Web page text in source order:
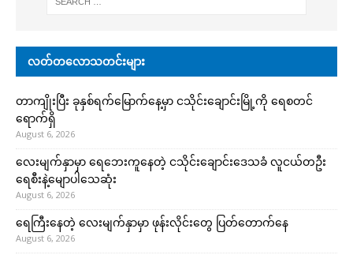
လတ်တလောသတင်းများ
တာကျိုးပြီး ခုနှစ်ရက်မြောက်နေ့မှာ ငသိုင်းချောင်းမြို့ကို ရေစတင်
ရောက်ရှိ
August 6, 2026
လေးမျက်နှာမှာ ရေဘေးကူနေတဲ့ ငသိုင်းချောင်းဒေသခံ လူငယ်တဦး
ရေစီးနဲ့မျောပါသေဆုံး
August 6, 2026
ရေကြီးနေတဲ့ လေးမျက်နှာမှာ ဖုန်းလိုင်းတွေ ပြတ်တောက်နေ
August 6, 2026